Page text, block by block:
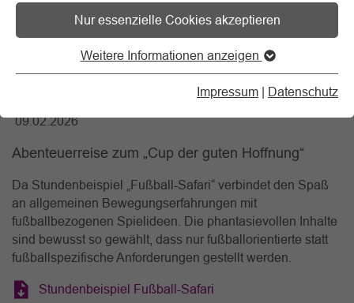
Nur essenzielle Cookies akzeptieren
Weitere Informationen anzeigen
Impressum | Datenschutz
Stab / Tore / Turn- und Sportgeräte
Fußball-Safari
09.02.2026
Abenteuerreise zum „Cup der guten Hoffnung“
Da Stundenbeispiel „Fußball-Safari“ verbindet den Spaß
an allgemeinen Bewegungserfahrungen mit
fußballbezogenen Spielideen. Die phantasievollen Inhalte
sind bewusst so gewählt, dass nur fußballorientierte statt
fußballspezifische Anforderungen gestellt werden.
Stundenbeispiel Fußball-Safari